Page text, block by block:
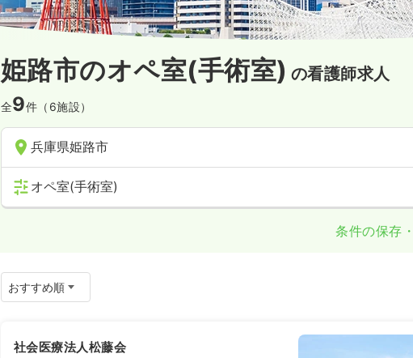
姫路市のオペ室(手術室) の看護師求人
全9件（6施設）
兵庫県姫路市
オペ室(手術室)
条件の保存
社会医療法人松藤会